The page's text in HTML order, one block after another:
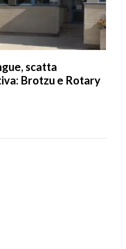
scatta
Brotzu e Rotary